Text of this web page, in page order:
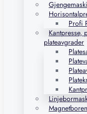
Profi
Kantpresse,
plateavgrader